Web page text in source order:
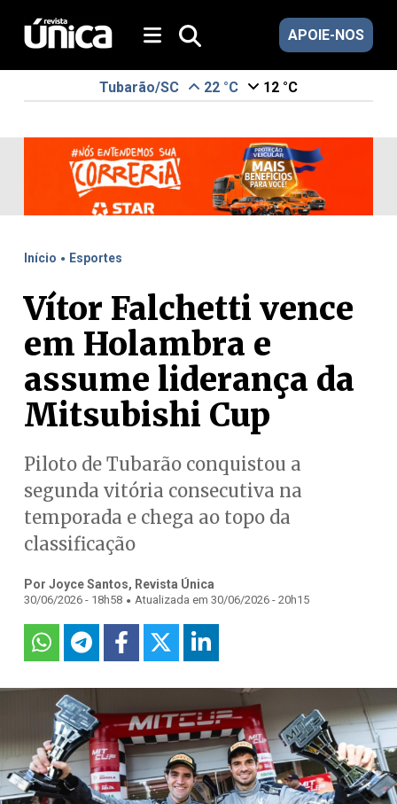
APOIE-NOS
Tubarão/SC 22 °C 12 °C
Início . Esportes
Vítor Falchetti vence
em Holambra e
assume liderança da
Mitsubishi Cup
Piloto de Tubarão conquistou a
segunda vitória consecutiva na
temporada e chega ao topo da
classificação
Por Joyce Santos, Revista Única
30/06/2026 - 18h58 . Atualizada em 30/06/2026 - 20h15